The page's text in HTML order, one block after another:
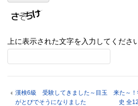
上に表示された文字を入力してくださ
漢検6級 受験してきました～目玉
がとびでそうになりました
来た～
史 全